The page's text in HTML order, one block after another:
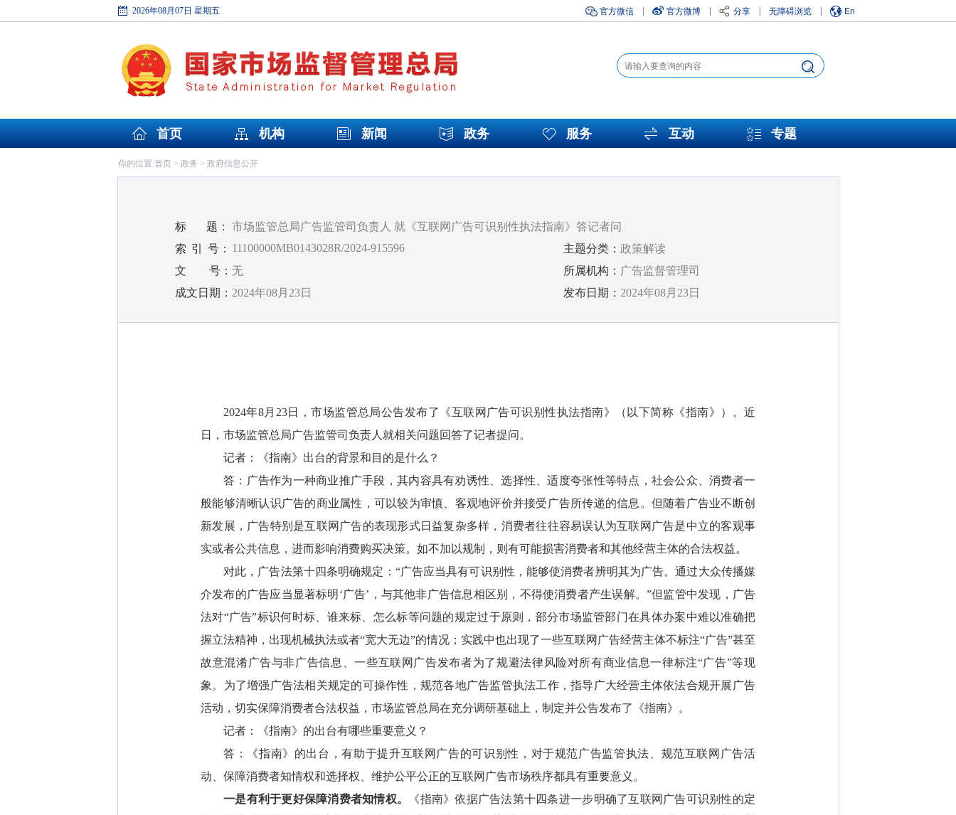
2026年08月07日 星期五 官方微信 官方微博 分享 无障碍浏览 En
首页 机构 新闻 政务 服务 互动 专题
你的位置:首页> 政务 > 政府信息公开
标 题：
市场监管总局广告监管司负责人 就《互联网广告可识别性执法指南》答记者问
索 引 号： 11100000MB0143028R/2024-915596 主题分类： 政策解读
文
号： 无 所属机构： 广告监督管理司
成文日期： 2024年08月23日 发布日期： 2024年08月23日
2024年8月23日，市场监管总局公告发布了《互联网广告可识别性执法指南》（以下简称《指南》）。近
日，市场监管总局广告监管司负责人就相关问题回答了记者提问。
记者：《指南》出台的背景和目的是什么？
答：广告作为一种商业推广手段，其内容具有劝诱性、选择性、适度夸张性等特点，社会公众、消费者一
般能够清晰认识广告的商业属性，可以较为审慎、客观地评价并接受广告所传递的信息。但随着广告业不断创
新发展，广告特别是互联网广告的表现形式日益复杂多样，消费者往往容易误认为互联网广告是中立的客观事
实或者公共信息，进而影响消费购买决策。如不加以规制，则有可能损害消费者和其他经营主体的合法权益。
对此，广告法第十四条明确规定：“广告应当具有可识别性，能够使消费者辨明其为广告。通过大众传播媒
介发布的广告应当显著标明‘广告’，与其他非广告信息相区别，不得使消费者产生误解。”但监管中发现，广告
法对“广告”标识何时标、谁来标、怎么标等问题的规定过于原则，部分市场监管部门在具体办案中难以准确把
握立法精神，出现机械执法或者“宽大无边”的情况；实践中也出现了一些互联网广告经营主体不标注“广告”甚至
故意混淆广告与非广告信息、一些互联网广告发布者为了规避法律风险对所有商业信息一律标注“广告”等现
象。为了增强广告法相关规定的可操作性，规范各地广告监管执法工作，指导广大经营主体依法合规开展广告
活动，切实保障消费者合法权益，市场监管总局在充分调研基础上，制定并公告发布了《指南》。
记者：《指南》的出台有哪些重要意义？
答：《指南》的出台，有助于提升互联网广告的可识别性，对于规范广告监管执法、规范互联网广告活
动、保障消费者知情权和选择权、维护公平公正的互联网广告市场秩序都具有重要意义。
一是有利于更好保障消费者知情权。
《指南》依据广告法第十四条进一步明确了互联网广告可识别性的定